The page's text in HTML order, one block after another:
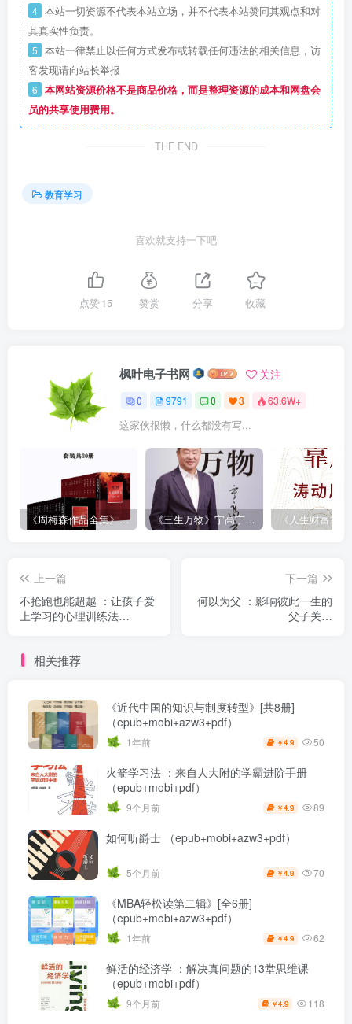
4 本站一切资源不代表本站立场，并不代表本站赞同其观点和对
其真实性负责。
5 本站一律禁止以任何方式发布或转载任何违法的相关信息，访
客发现请向站长举报
6 本网站资源价格不是商品价格，而是整理资源的成本和网盘会
员的共享使用费用。
THE END
教育学习
喜欢就支持一下吧
点赞15 赞赏 分享 收藏
枫叶电子书网 关注
0 9791 0 3 63.6W+
这家伙很懒，什么都没有写...
《周梅森作品全集》[共30册] 《三生万物》宁高宁（epub+mobi+azw3+pdf）
上一篇
不抢跑也能超越 ：让孩子爱
上学习的心理训练法
下一篇
何以为父 ：影响彼此一生的
父子关系
相关推荐
《近代中国的知识与制度转型》[共8册]
（epub+mobi+azw3+pdf）
1年前 ￥4.9 50
火箭学习法 ：来自人大附的学霸进阶手册
（epub+mobi+pdf）
9个月前 ￥4.9 89
如何听爵士 （epub+mobi+azw3+pdf）
5个月前 ￥4.9 70
《MBA轻松读第二辑》[全6册]
（epub+mobi+azw3+pdf）
1年前 ￥4.9 62
鲜活的经济学 ：解决真问题的13堂思维课
（epub+mobi+pdf）
9个月前 ￥4.9 118